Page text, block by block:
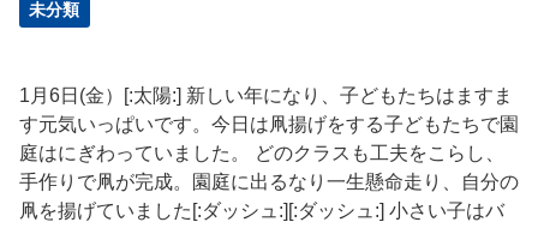
未分類
1月6日(金）[:太陽:] 新しい年になり、子どもたちはますま
す元気いっぱいです。今日は凧揚げをする子どもたちで園
庭はにぎわっていました。 どのクラスも工夫をこらし、
手作りで凧が完成。園庭に出るなり一生懸命走り、自分の
凧を揚げていました[:ダッシュ:][:ダッシュ:] 小さい子はバ